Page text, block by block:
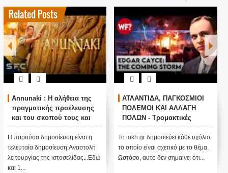
Related Posts
Annunaki : Η αλήθεια της
πραγματικής προέλευσης
και του σκοπού τους και
αναστολή λειτουργίας μας
....
Η παρούσα δημοσίευση είναι η
τελευταία δημοσίευση:Αναστολή
λειτουργίας της ιστοσελίδας...Εδώ
και 1...
ΑΤΛΑΝΤΙΔΑ, ΠΑΓΚΟΣΜΙΟΙ
ΠΟΛΕΜΟΙ ΚΑΙ ΑΛΛΑΓΗ
ΠΟΛΩΝ - Τρομακτικές
προβλέψεις του Edgar
Cayce (Video)
Το iokh.gr δημοσιεύει κάθε σχόλιο
το οποίο είναι σχετικό με το θέμα.
Ωστόσο, αυτό δεν σημαίνει ότι...